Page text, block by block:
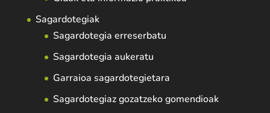
Sagardotegiak
Sagardotegia erreserbatu
Sagardotegia aukeratu
Garraioa sagardotegietara
Sagardotegiaz gozatzeko gomendioak